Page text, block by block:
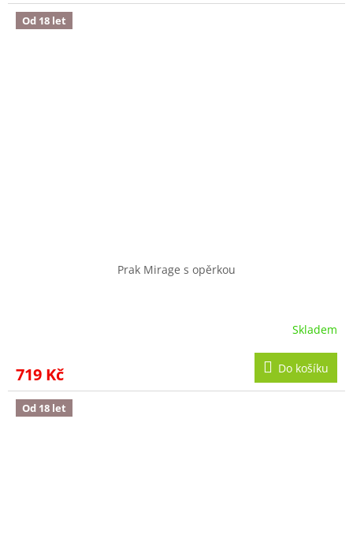
Od 18 let
Prak Mirage s opěrkou
Skladem
719 Kč Do košíku
Od 18 let